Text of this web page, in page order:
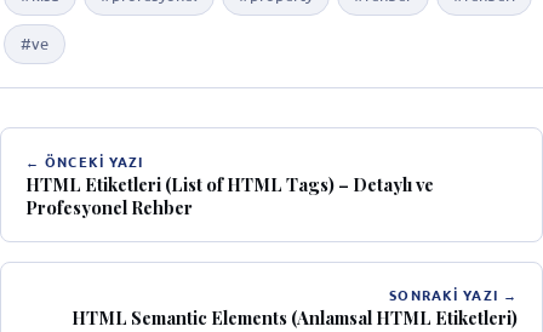
#ve
← ÖNCEKI YAZI
HTML Etiketleri (List of HTML Tags) – Detaylı ve
Profesyonel Rehber
SONRAKI YAZI →
HTML Semantic Elements (Anlamsal HTML Etiketleri)